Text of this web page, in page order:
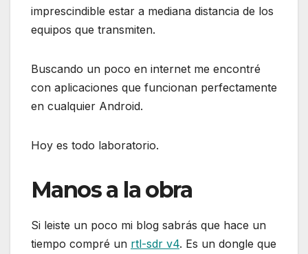
imprescindible estar a mediana distancia de los
equipos que transmiten.
Buscando un poco en internet me encontré
con aplicaciones que funcionan perfectamente
en cualquier Android.
Hoy es todo laboratorio.
Manos a la obra
Si leiste un poco mi blog sabrás que hace un
tiempo compré un rtl-sdr v4. Es un dongle que